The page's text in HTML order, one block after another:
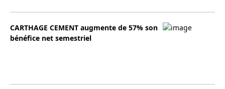
CARTHAGE CEMENT augmente de 57% son
bénéfice net semestriel